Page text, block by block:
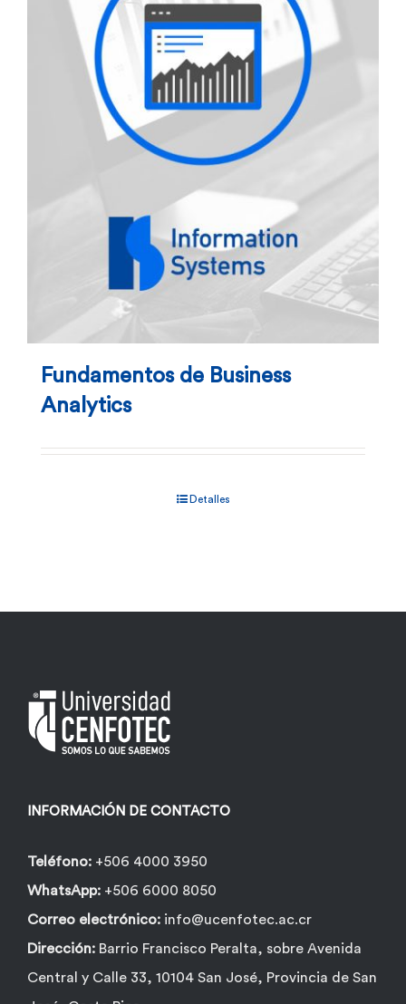
Fundamentos de Business
Analytics
Detalles
INFORMACIÓN DE CONTACTO
Teléfono: +506 4000 3950
WhatsApp: +506 6000 8050
Correo electrónico: info@ucenfotec.ac.cr
Dirección: Barrio Francisco Peralta, sobre Avenida
Central y Calle 33, 10104 San José, Provincia de San